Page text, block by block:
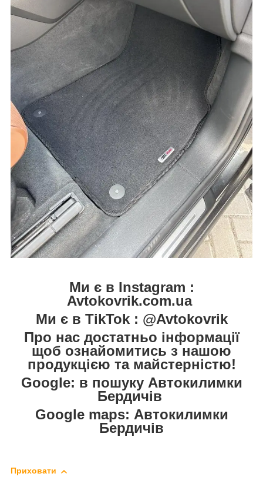
Ми є в Instagram :
Avtokovrik.com.ua
Ми є в TikTok : @Avtokovrik
Про нас достатньо інформації
щоб ознайомитись з нашою
продукцією та майстерністю!
Google: в пошуку Автокилимки
Бердичів
Google maps: Автокилимки
Бердичів
Приховати